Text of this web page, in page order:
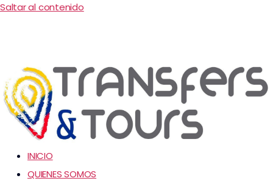
Saltar al contenido
INICIO
QUIENES SOMOS